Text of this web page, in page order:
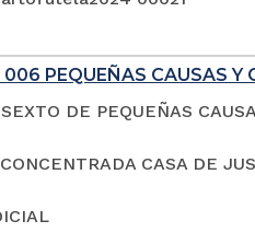
PEQUEÑAS CAUSAS Y
DE PEQUEÑAS
CASA DE